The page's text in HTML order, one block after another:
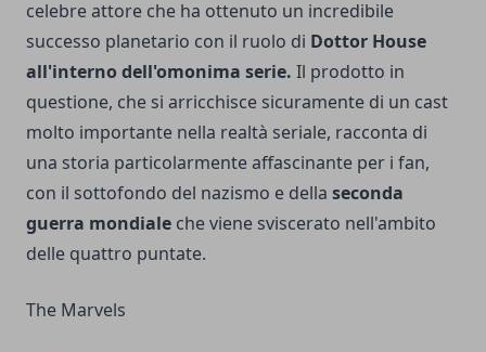
celebre attore che ha ottenuto un incredibile
successo planetario con il ruolo di Dottor House
all'interno dell'omonima serie. Il prodotto in
questione, che si arricchisce sicuramente di un cast
molto importante nella realtà seriale, racconta di
una storia particolarmente affascinante per i fan,
con il sottofondo del nazismo e della seconda
guerra mondiale che viene sviscerato nell'ambito
delle quattro puntate.
The Marvels